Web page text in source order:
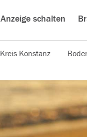
Anzeige schalten
Kreis Konstanz